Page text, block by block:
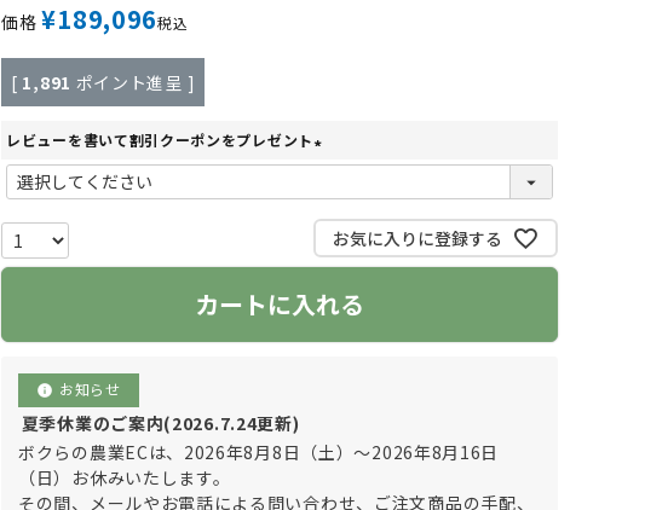
価格 ¥189,096税込
[ 1,891 ポイント進呈 ]
レビューを書いて割引クーポンをプレゼント
必
)
お気に入りに登録する
カートに入れる
info お知らせ
夏季休業のご案内(2026.7.24更新)
ボクらの農業ECは、2026年8月8日（土）～2026年8月16日
（日）お休みいたします。
その間、メールやお電話による問い合わせ、ご注文商品の手配、